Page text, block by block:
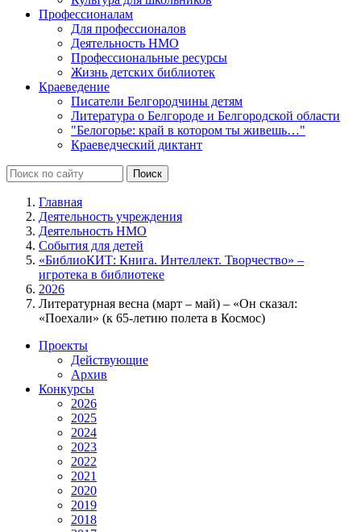
Профессионалам
Для профессионалов
Деятельность НМО
Профессиональные ресурсы
Жизнь детских библиотек
Краеведение
Писатели Белгородчины детям
Литература о Белгороде и Белгородской области
"Белогорье: край в котором ты живешь…"
Краеведческий диктант
Главная
Деятельность учреждения
Деятельность НМО
События для детей
«БиблиоКИТ: Книга. Интеллект. Творчество» –
игротека в библиотеке
2026
Литературная весна (март – май) – «Он сказал:
«Поехали» (к 65-летию полета в Космос)
Проекты
Действующие
Архив
Конкурсы
2026
2025
2024
2023
2022
2021
2020
2019
2018